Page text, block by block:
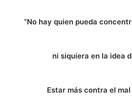
“No hay quien pueda
ni siquiera en la idea
Estar más contra el